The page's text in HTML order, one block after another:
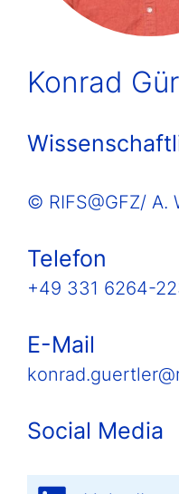
Konrad
© RIFS@GFZ/ A.
Telefon
+49 331 6264-
E-Mail
Social Media